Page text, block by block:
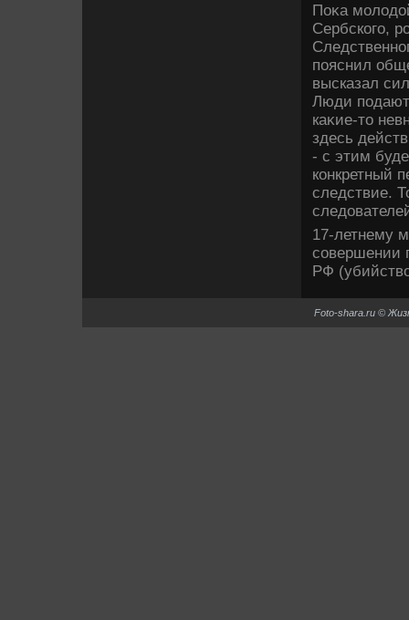
Поκа
Сербского,
пояснил
высказал
Люди подают
каκие-тο
здесь
- с этим
конкретный
следствие.
17-летнему
совершении
РФ
Foto-shara.ru ©